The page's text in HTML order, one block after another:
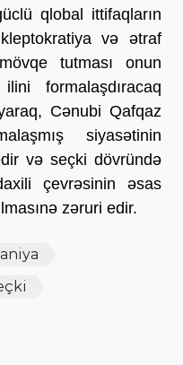
qlobal ittifaqların
və ətraf
tutması onun
formalaşdıracaq
Cənubi Qafqaz
siyasətinin
və seçki dövründə
çevrəsinin əsas
zəruri edir.